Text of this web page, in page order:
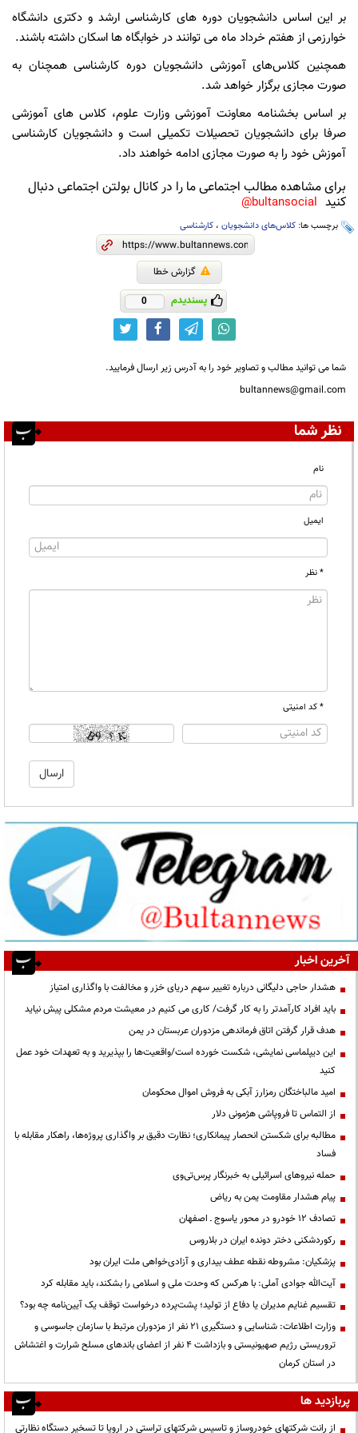
بر این اساس دانشجویان دوره های کارشناسی ارشد و دکتری دانشگاه
خوارزمی از هفتم خرداد ماه می توانند در خوابگاه ها اسکان داشته باشند.
همچنین کلاس‌های آموزشی دانشجویان دوره کارشناسی همچنان به
صورت مجازی برگزار خواهد شد.
بر اساس بخشنامه معاونت آموزشی وزارت علوم، کلاس های آموزشی
صرفا برای دانشجویان تحصیلات تکمیلی است و دانشجویان کارشناسی
آموزش خود را به صورت مجازی ادامه خواهند داد.
برای مشاهده مطالب اجتماعی ما را در کانال بولتن اجتماعی دنبال
کنید bultansocial@
برچسب ها: کلاس‌های دانشجویان ، کارشناسی
گزارش خطا
پسندیدم 0
شما می توانید مطالب و تصاویر خود را به آدرس زیر ارسال فرمایید.
bultannews@gmail.com
نظر شما
نام
ایمیل
* نظر
* کد امنیتی
آخرین اخبار
هشدار حاجی دلیگانی درباره تغییر سهم دریای خزر و مخالفت با واگذاری امتیاز
باید افراد کارآمدتر را به کار گرفت/ کاری می کنیم در معیشت مردم مشکلی پیش نیاید
هدف قرار گرفتن اتاق‌ فرماندهی مزدوران عربستان در یمن
این دیپلماسی نمایشی، شکست خورده است/واقعیت‌ها را بپذیرید و به تعهدات خود عمل
کنید
امید مالباختگان رمزارز آبکی به فروش اموال محکومان
از التماس تا فروپاشی هژمونی دلار
مطالبه برای شکستن انحصار پیمانکاری؛ نظارت دقیق بر واگذاری پروژه‌ها، راهکار مقابله با
فساد
حمله نیروهای اسرائیلی به خبرنگار پرس‌تی‌وی
پیام هشدار مقاومت یمن به ریاض
تصادف ۱۲ خودرو در محور یاسوج ـ اصفهان
رکوردشکنی دختر دونده ایران در بلاروس
پزشکیان: مشروطه نقطه عطف بیداری و آزادی‌خواهی ملت ایران بود
آیت‌الله جوادی آملی: با هرکس که وحدت ملی و اسلامی را بشکند، باید مقابله کرد
تقسیم غنایم مدیران یا دفاع از تولید؛ پشت‌پرده درخواست توقف یک آیین‌نامه چه بود؟
وزارت اطلاعات: شناسایی و دستگیری ۲۱ نفر از مزدوران مرتبط با سازمان جاسوسی و
تروریستی رژیم صهیونیستی و بازداشت ۴ نفر از اعضای باندهای مسلح شرارت و اغتشاش
در استان کرمان
پربازدید ها
از رانت‌ شرکتهای خودروساز و تاسیس شرکتهای تراستی در اروپا تا تسخیر دستگاه نظارتی